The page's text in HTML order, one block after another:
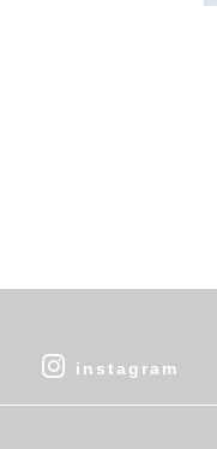
& Kanako
YOKOHAMA
instagram